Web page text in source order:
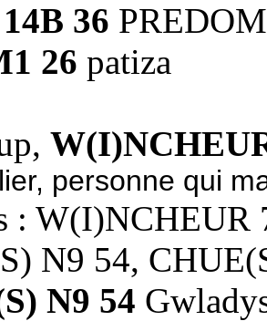
36 PREDOM
26 patiza
personne qui
:
N9 54,
N9 54